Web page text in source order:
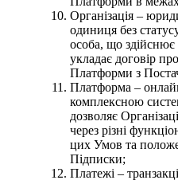
Організація –
одиниця без
особа, що здійснює
укладає договір
Платформи з
Платформа –
комплексною
дозволяє
через різні
цих Умов та
Підписки;
Платежі –